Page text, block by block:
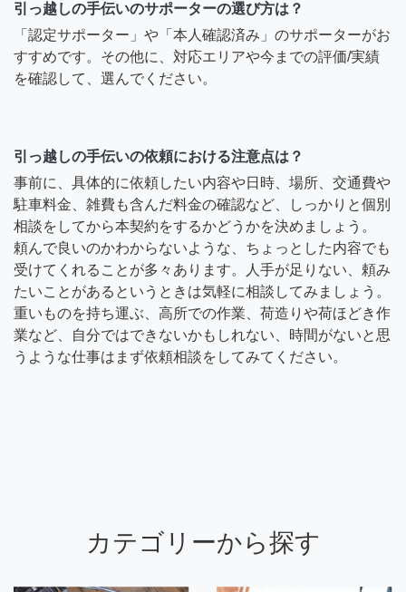
引っ越しの手伝いのサポーターの選び方は？
「認定サポーター」や「本人確認済み」のサポーターがお
すすめです。その他に、対応エリアや今までの評価/実績
を確認して、選んでください。
引っ越しの手伝いの依頼における注意点は？
事前に、具体的に依頼したい内容や日時、場所、交通費や
駐車料金、雑費も含んだ料金の確認など、しっかりと個別
相談をしてから本契約をするかどうかを決めましょう。
頼んで良いのかわからないような、ちょっとした内容でも
受けてくれることが多々あります。人手が足りない、頼み
たいことがあるというときは気軽に相談してみましょう。
重いものを持ち運ぶ、高所での作業、荷造りや荷ほどき作
業など、自分ではできないかもしれない、時間がないと思
うような仕事はまず依頼相談をしてみてください。
カテゴリーから探す